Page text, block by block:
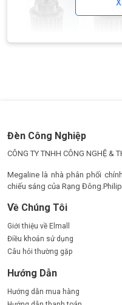
Cấu tạo và nguyên lý
Cấu tạo của đèn led
Đèn Công Nghiệp
CÔNG TY TNHH CÔNG NGHỆ &
Megaline là nhà phân phối
chiếu sáng của Rạng
Về Chúng Tôi
Giới thiệu về Elmall
Điều khoản sử dụng
Câu hỏi thường gặp
Hướng Dẫn
Hướng dẫn mua hàng